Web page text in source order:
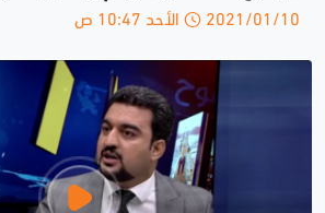
2021/01/10 الأحد 10:47 ص